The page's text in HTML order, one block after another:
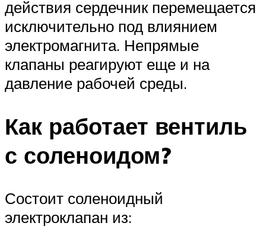
действия сердечник перемещается
исключительно под влиянием
электромагнита. Непрямые
клапаны реагируют еще и на
давление рабочей среды.
Как работает вентиль
с соленоидом?
Состоит соленоидный
электроклапан из: